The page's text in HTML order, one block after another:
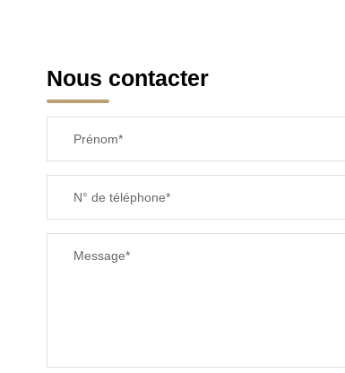
Nous contacter
Prénom*
N° de téléphone*
Message*